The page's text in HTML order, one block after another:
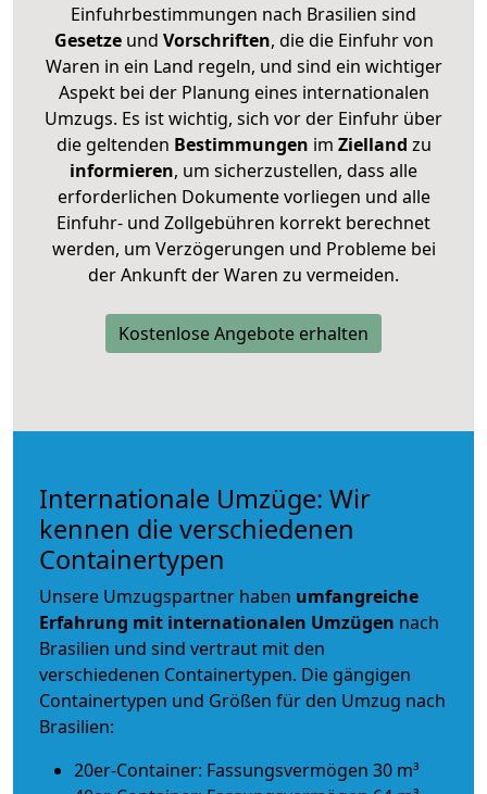
Einfuhrbestimmungen nach Brasilien sind
Gesetzeund Vorschriften, die die Einfuhr von
Waren in ein Land regeln, und sind ein wichtiger
Aspekt bei der Planung eines internationalen
Umzugs. Es ist wichtig, sich vor der Einfuhr über
die geltenden Bestimmungen im Zielland zu
informieren, um sicherzustellen, dass alle
erforderlichen Dokumente vorliegen und alle
Einfuhr- und Zollgebühren korrekt berechnet
werden, um Verzögerungen und Probleme bei
der Ankunft der Waren zu vermeiden.
Kostenlose Angebote erhalten
Internationale Umzüge: Wir
kennen die verschiedenen
Containertypen
Unsere Umzugspartner haben umfangreiche
Erfahrung mit internationalen Umzügen nach
Brasilien und sind vertraut mit den
verschiedenen Containertypen. Die gängigen
Containertypen und Größen für den Umzug nach
Brasilien:
20er-Container: Fassungsvermögen 30 m³